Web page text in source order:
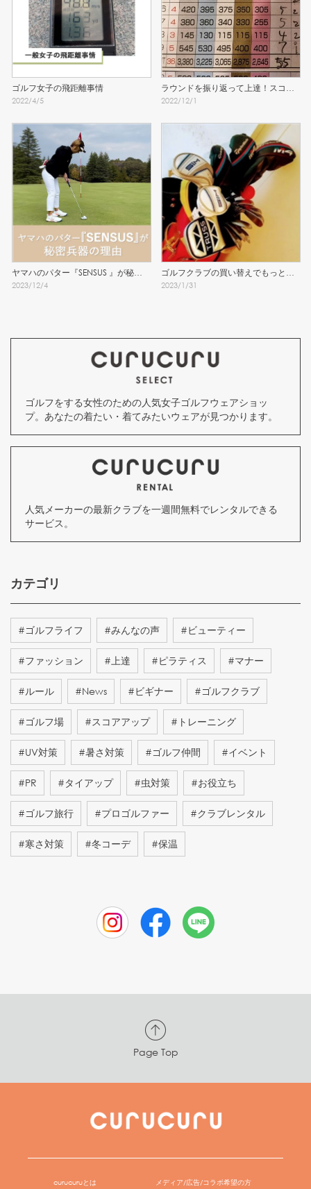
ゴルフ女子の飛距離事情
2022/4/5
ラウンドを振り返って上達！スコア
カードの書き方
2022/12/1
ヤマハのパター『SENSUS 』が秘密
兵器の理由
2023/12/4
ゴルフクラブの買い替えでもっとゴ
ルフを楽しく
2023/1/31
ゴルフをする女性のための人気女子ゴルフウェアショッ
プ。あなたの着たい・着てみたいウェアが見つかります。
人気メーカーの最新クラブを一週間無料でレンタルできる
サービス。
カテゴリ
#ゴルフライフ #みんなの声 #ビューティー
#ファッション #上達 #ピラティス #マナー
#ルール #News #ビギナー #ゴルフクラブ
#ゴルフ場 #スコアアップ # トレーニング
#UV対策 #暑さ対策 #ゴルフ仲間 #イベント
#PR #タイアップ #虫対策 #お役立ち
#ゴルフ旅行 #プロゴルファー #クラブレンタル
#寒さ対策 #冬コーデ #保温
Page Top
curucuruとは メディア/広告/コラボ希望の方